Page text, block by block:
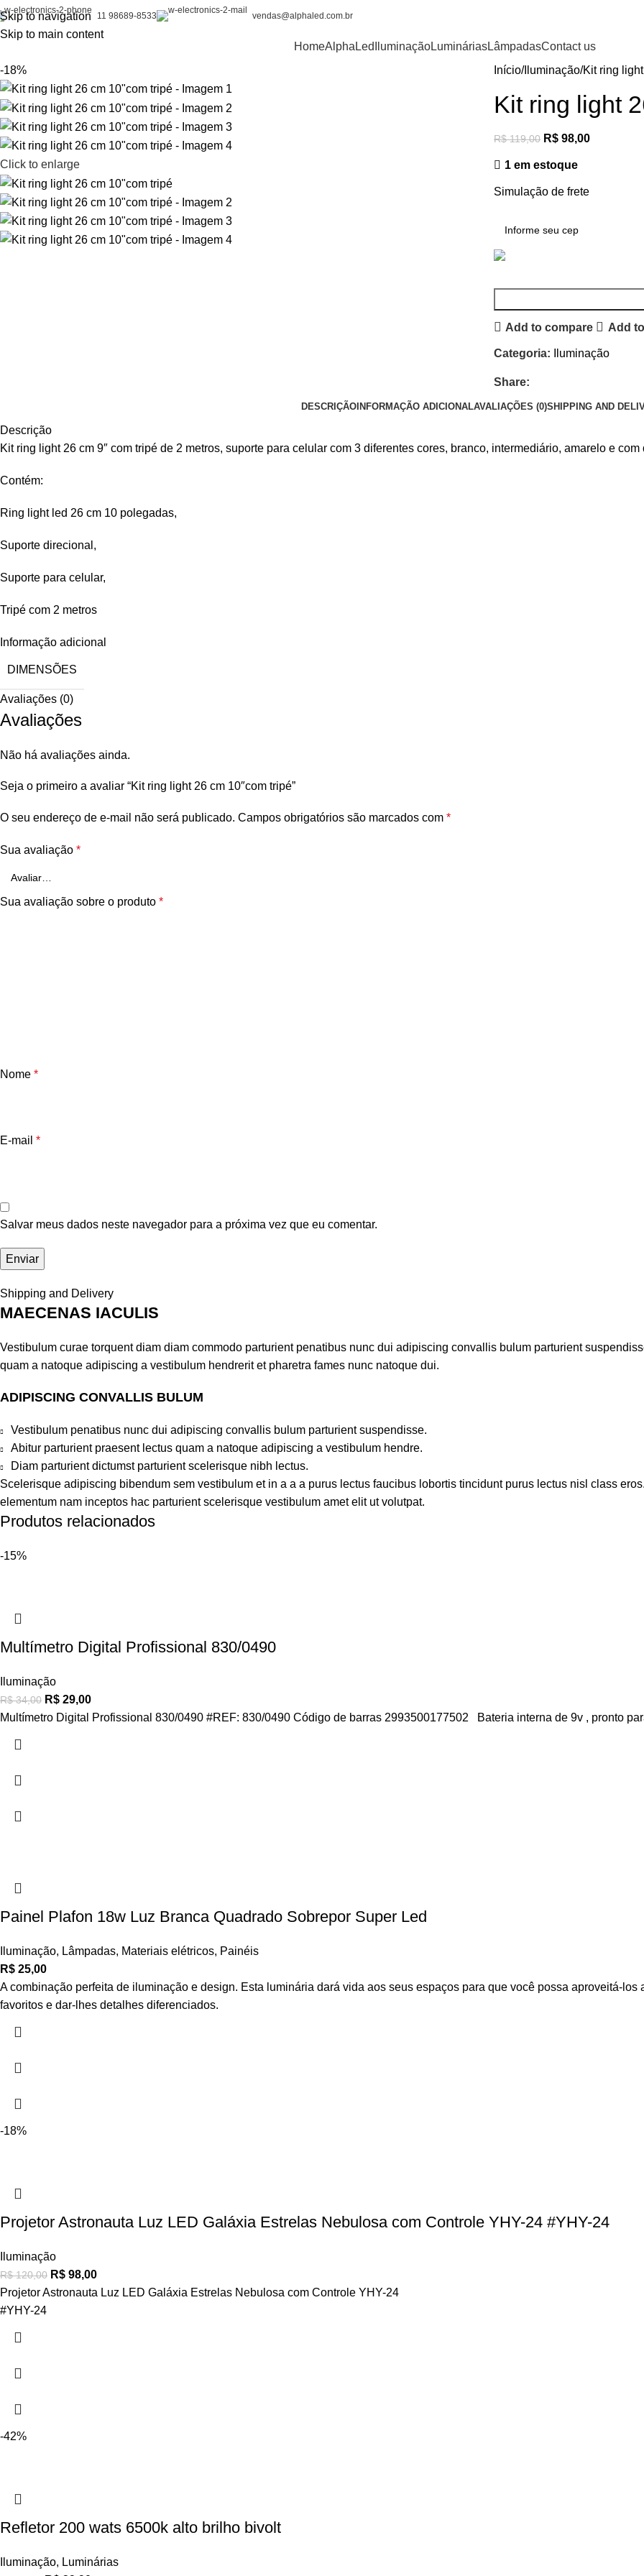
Skip to navigation
Skip to main content
11 98689-8533 vendas@alphaled.com.br
HomeAlphaLed IluminaçãoLumináriasLâmpadasContact us
-18%
Click to enlarge
Início Iluminação Kit ring
Kit ring light
R$119,00 R$ 98,00
1 em estoque
Simulação de frete
Add to compare Add
Categoria: Iluminação
Share:
DESCRIÇÃOINFORMAÇÃO ADICIONALAVALIAÇÕES (0)SHIPPING AND
Descrição
Kit ring light 26 cm 9″ com tripé de 2 metros, suporte para celular com 3 diferentes cores, branco, intermediário, amarelo e
Contém:
Ring light led 26 cm 10 polegadas,
Suporte direcional,
Suporte para celular,
Tripé com 2 metros
Informação adicional
DIMENSÕES
Avaliações (0)
Avaliações
Não há avaliações ainda.
Seja o primeiro a avaliar “Kit ring light 26 cm 10″com tripé”
O seu endereço de e-mail não será publicado. Campos obrigatórios são marcados com *
Sua avaliação *
Sua avaliação sobre o produto *
Nome *
E-mail *
Salvar meus dados neste navegador para a próxima vez que eu comentar.
Shipping and Delivery
MAECENAS IACULIS
Vestibulum curae torquent diam diam commodo parturient penatibus nunc dui adipiscing convallis bulum parturient
quam a natoque adipiscing a vestibulum hendrerit et pharetra fames nunc natoque dui.
ADIPISCING CONVALLIS BULUM
Vestibulum penatibus nunc dui adipiscing convallis bulum parturient suspendisse.
Abitur parturient praesent lectus quam a natoque adipiscing a vestibulum hendre.
Diam parturient dictumst parturient scelerisque nibh lectus.
Scelerisque adipiscing bibendum sem vestibulum et in a a a purus lectus faucibus lobortis tincidunt purus lectus nisl class
elementum nam inceptos hac parturient scelerisque vestibulum amet elit ut volutpat.
Produtos relacionados
-15%
Multímetro Digital Profissional 830/0490
Iluminação
R$34,00 R$ 29,00
Multímetro Digital Profissional 830/0490 #REF: 830/0490 Código de barras 2993500177502 Bateria interna de 9v , pronto
Painel Plafon 18w Luz Branca Quadrado Sobrepor Super Led
Iluminação, Lâmpadas, Materiais elétricos, Painéis
R$ 25,00
A combinação perfeita de iluminação e design. Esta luminária dará vida aos seus espaços para que você possa aproveitá-
favoritos e dar-lhes detalhes diferenciados.
-18%
Projetor Astronauta Luz LED Galáxia Estrelas Nebulosa com Controle YHY-24 #YHY-24
Iluminação
R$120,00 R$ 98,00
Projetor Astronauta Luz LED Galáxia Estrelas Nebulosa com Controle YHY-24
#YHY-24
-42%
Refletor 200 wats 6500k alto brilho bivolt
Iluminação, Luminárias